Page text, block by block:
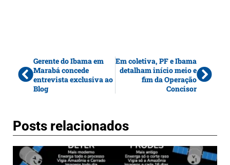
Gerente do Ibama em
Marabá concede
entrevista exclusiva ao
Blog
Em coletiva, PF e Ibama
detalham início meio e
fim da Operação
Concisor
Posts relacionados